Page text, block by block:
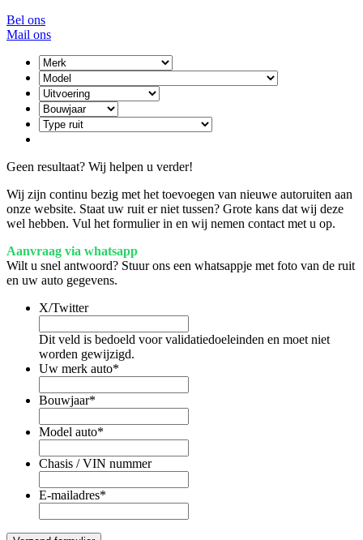
Bel ons
Mail ons
Geen resultaat? Wij helpen u verder!
Wij zijn continu bezig met het toevoegen van nieuwe autoruiten aan
onze website. Staat uw ruit er niet tussen? Grote kans dat wij deze
wel hebben. Vul het formulier in en wij nemen contact met u op.
Aanvraag via whatsapp
Wilt u snel antwoord? Stuur ons een whatsappje met foto van de ruit
en uw auto gegevens.
X/Twitter
Dit veld is bedoeld voor validatiedoeleinden en moet niet
worden gewijzigd.
Uw merk auto*
Bouwjaar*
Model auto*
Chasis / VIN nummer
E-mailadres*